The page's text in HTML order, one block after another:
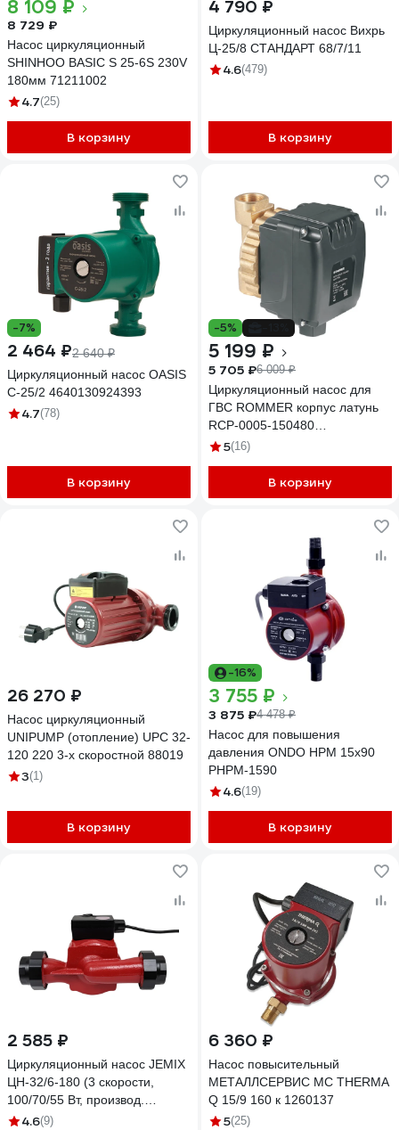
8 109 ₽
8 729 ₽
Насос циркуляционный
SHINHOO BASIC S 25-6S 230V
180мм 71211002
4.7(25)
В корзину
4 790 ₽
Циркуляционный насос Вихрь
Ц-25/8 СТАНДАРТ 68/7/11
4.6(479)
В корзину
-7%
2 464 ₽2 640 ₽
Циркуляционный насос OASIS
C-25/2 4640130924393
4.7(78)
В корзину
-5%
5 199 ₽
5 705 ₽6 009 ₽
Циркуляционный насос для
ГВС ROMMER корпус латунь
RCP-0005-150480
RG0092KSG50RC0
5(16)
В корзину
26 270 ₽
Насос циркуляционный
UNIPUMP (отопление) UPC 32-
120 220 3-х скоростной 88019
3(1)
В корзину
-16%
3 755 ₽
3 875 ₽4 478 ₽
Насос для повышения
давления ONDO HPM 15x90
PHPM-1590
4.6(19)
В корзину
2 585 ₽
Циркуляционный насос JEMIX
ЦН-32/6-180 (3 скорости,
100/70/55 Вт, производ.
60/45/26 л/мин.)
4.6(9)
6 360 ₽
Насос повысительный
МЕТАЛЛСЕРВИС MC THERMA
Q 15/9 160 к 1260137
5(25)